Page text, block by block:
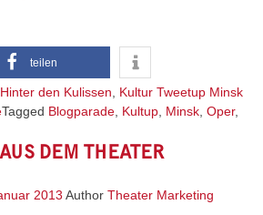
teilen
Hinter den Kulissen, Kultur Tweetup Minsk
Tagged Blogparade, Kultup, Minsk, Oper,
DEM THEATER
2013 Author Theater Marketing